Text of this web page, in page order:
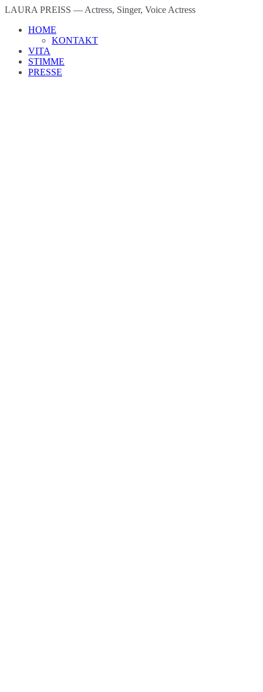
LAURA PREISS — Actress, Singer, Voice Actress
HOME
KONTAKT
VITA
STIMME
PRESSE